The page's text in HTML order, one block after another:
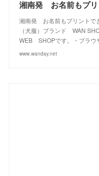
湘南発 お名前もプリントで
（犬服）ブランド WAN
WEB SHOPです。・ブラウ
www.wanday.net